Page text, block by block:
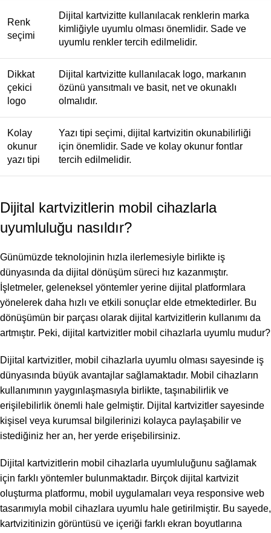
Renk
seçimi
Dijital kartvizitte kullanılacak renklerin marka
kimliğiyle uyumlu olması önemlidir. Sade ve
uyumlu renkler tercih edilmelidir.
Dikkat
çekici
logo
Dijital kartvizitte kullanılacak logo, markanın
özünü yansıtmalı ve basit, net ve okunaklı
olmalıdır.
Kolay
okunur
yazı tipi
Yazı tipi seçimi, dijital kartvizitin okunabilirliği
için önemlidir. Sade ve kolay okunur fontlar
tercih edilmelidir.
Dijital kartvizitlerin mobil cihazlarla
uyumluluğu nasıldır?
Günümüzde teknolojinin hızla ilerlemesiyle birlikte iş
dünyasında da dijital dönüşüm süreci hız kazanmıştır.
İşletmeler, geleneksel yöntemler yerine dijital platformlara
yönelerek daha hızlı ve etkili sonuçlar elde etmektedirler. Bu
dönüşümün bir parçası olarak dijital kartvizitlerin kullanımı da
artmıştır. Peki, dijital kartvizitler mobil cihazlarla uyumlu mudur?
Dijital kartvizitler, mobil cihazlarla uyumlu olması sayesinde iş
dünyasında büyük avantajlar sağlamaktadır. Mobil cihazların
kullanımının yaygınlaşmasıyla birlikte, taşınabilirlik ve
erişilebilirlik önemli hale gelmiştir. Dijital kartvizitler sayesinde
kişisel veya kurumsal bilgilerinizi kolayca paylaşabilir ve
istediğiniz her an, her yerde erişebilirsiniz.
Dijital kartvizitlerin mobil cihazlarla uyumluluğunu sağlamak
için farklı yöntemler bulunmaktadır. Birçok dijital kartvizit
oluşturma platformu, mobil uygulamaları veya responsive web
tasarımıyla mobil cihazlara uyumlu hale getirilmiştir. Bu sayede,
kartvizitinizin görüntüsü ve içeriği farklı ekran boyutlarına